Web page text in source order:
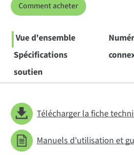
Comment acheter
Vue d'ensemble
Spécifications
soutien
Télécharger la fiche
Manuels d'utilisation et